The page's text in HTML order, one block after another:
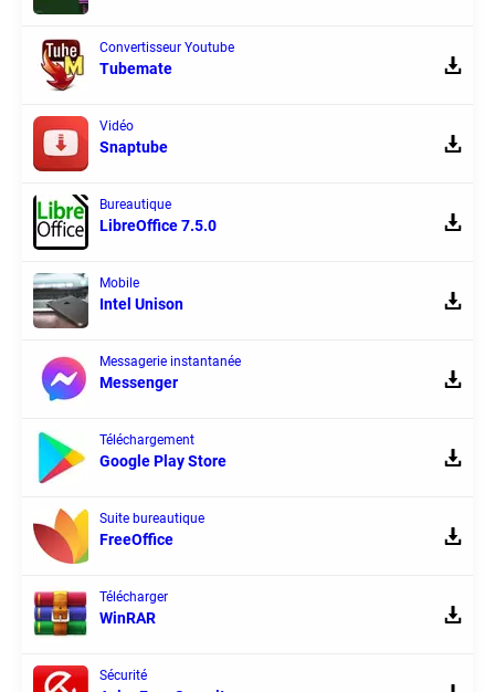
Convertisseur Youtube
Tubemate
Vidéo
Snaptube
Bureautique
LibreOffice 7.5.0
Mobile
Intel Unison
Messagerie instantanée
Messenger
Téléchargement
Google Play Store
Suite bureautique
FreeOffice
Télécharger
WinRAR
Sécurité